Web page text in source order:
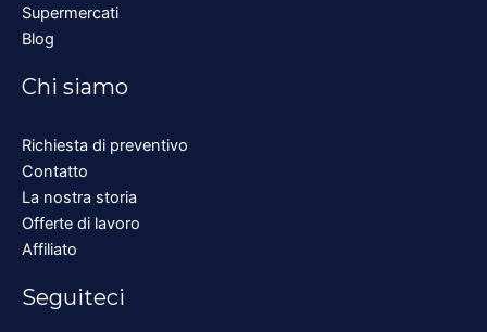
Supermercati
Blog
Chi siamo
Richiesta di preventivo
Contatto
La nostra storia
Offerte di lavoro
Affiliato
Seguiteci